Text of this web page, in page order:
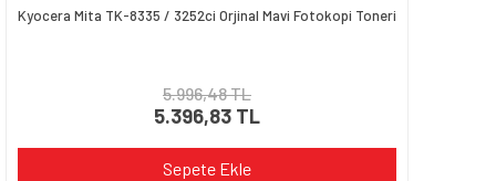
Kyocera Mita TK-8335 / 3252ci Orjinal Mavi Fotokopi Toneri
5.996,48 TL
5.396,83 TL
Sepete Ekle